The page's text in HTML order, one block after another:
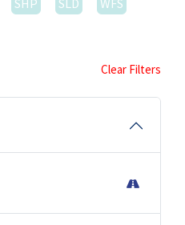
SHP SLD
WFS
Clear Filters